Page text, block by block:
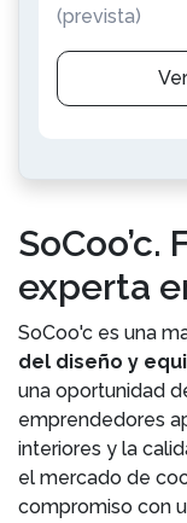
(prevista)
experta
SoCoo'c es una
del diseño y
una oportunidad
emprendedores
interiores y la
el mercado de
compromiso con